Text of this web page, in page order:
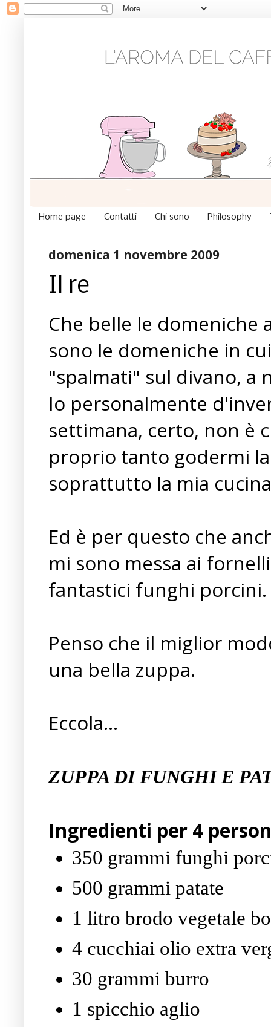
Home page Contatti Chi sono Philosophy
domenica 1 novembre 2009
Il re
Che belle le domeniche
sono le domeniche in
"spalmati" sul divano, a
Io personalmente
settimana, certo, non è
proprio tanto godermi
soprattutto la mia
Ed è per questo che
mi sono messa ai
fantastici funghi porcini.
Penso che il miglior
una bella zuppa.
Eccola...
ZUPPA DI FUNGHI E
Ingredienti per 4
350 grammi funghi
500 grammi patate
1 litro brodo vegetale
4 cucchiai olio extra
30 grammi burro
1 spicchio aglio